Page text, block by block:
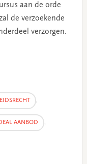
aan de orde
de verzoekende
verzorgen.
,
AANBOD ,